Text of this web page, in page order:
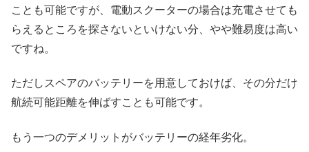
ことも可能ですが、電動スクーターの場合は充電させても
らえるところを探さないといけない分、やや難易度は高い
ですね。
ただしスペアのバッテリーを用意しておけば、その分だけ
航続可能距離を伸ばすことも可能です。
もう一つのデメリットがバッテリーの経年劣化。